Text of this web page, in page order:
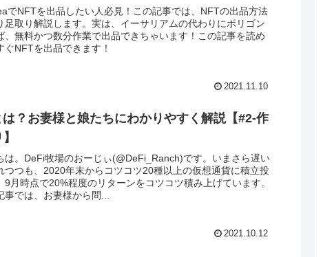
でNFTを出品したい人必見！この記事では、NFTの出品方法
足取り解説します。実は、イーサリアムの代わりにポリゴン
、無料かつ数分作業で出品できちゃいます！この記事を読め
ぐNFTを出品できます！
2021.11.10
は？お妻様と娘たちにわかりやすく解説【#2-作
は。DeFi牧場のおーじぃ(@DeFi_Ranch)です。いまさら遅い
つつも、2020年末からコツコツ20種以上の仮想通貨に積立投
9月時点で20%程度のリターンをコツコツ積み上げています。
事では、お妻様から問...
2021.10.12